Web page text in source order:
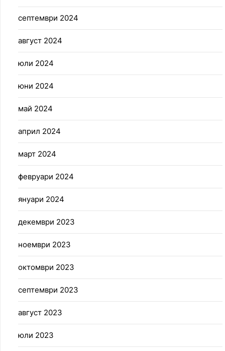
септември 2024
август 2024
юли 2024
юни 2024
май 2024
април 2024
март 2024
февруари 2024
януари 2024
декември 2023
ноември 2023
октомври 2023
септември 2023
август 2023
юли 2023